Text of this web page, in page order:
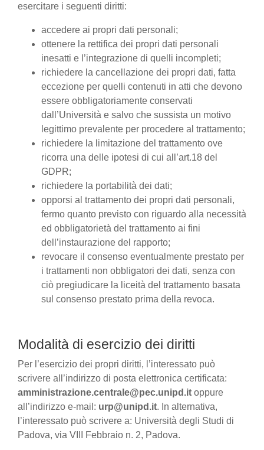
esercitare i seguenti diritti:
accedere ai propri dati personali;
ottenere la rettifica dei propri dati personali
inesatti e l’integrazione di quelli incompleti;
richiedere la cancellazione dei propri dati, fatta
eccezione per quelli contenuti in atti che devono
essere obbligatoriamente conservati
dall’Università e salvo che sussista un motivo
legittimo prevalente per procedere al trattamento;
richiedere la limitazione del trattamento ove
ricorra una delle ipotesi di cui all’art.18 del
GDPR;
richiedere la portabilità dei dati;
opporsi al trattamento dei propri dati personali,
fermo quanto previsto con riguardo alla necessità
ed obbligatorietà del trattamento ai fini
dell’instaurazione del rapporto;
revocare il consenso eventualmente prestato per
i trattamenti non obbligatori dei dati, senza con
ciò pregiudicare la liceità del trattamento basata
sul consenso prestato prima della revoca.
Modalità di esercizio dei diritti
Per l’esercizio dei propri diritti, l’interessato può
scrivere all’indirizzo di posta elettronica certificata:
amministrazione.centrale@pec.unipd.it oppure
all’indirizzo e-mail: urp@unipd.it. In alternativa,
l’interessato può scrivere a: Università degli Studi di
Padova, via VIII Febbraio n. 2, Padova.